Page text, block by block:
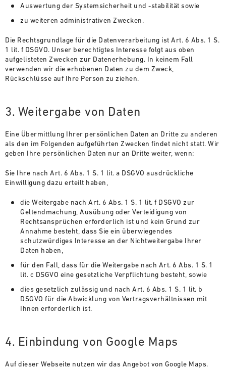
Auswertung der Systemsicherheit und -stabilität sowie
zu weiteren administrativen Zwecken.
Die Rechtsgrundlage für die Datenverarbeitung ist Art. 6 Abs. 1 S.
1 lit. f DSGVO. Unser berechtigtes Interesse folgt aus oben
aufgelisteten Zwecken zur Datenerhebung. In keinem Fall
verwenden wir die erhobenen Daten zu dem Zweck,
Rückschlüsse auf Ihre Person zu ziehen.
3. Weitergabe von Daten
Eine Übermittlung Ihrer persönlichen Daten an Dritte zu anderen
als den im Folgenden aufgeführten Zwecken findet nicht statt. Wir
geben Ihre persönlichen Daten nur an Dritte weiter, wenn:
Sie Ihre nach Art. 6 Abs. 1 S. 1 lit. a DSGVO ausdrückliche
Einwilligung dazu erteilt haben,
die Weitergabe nach Art. 6 Abs. 1 S. 1 lit. f DSGVO zur
Geltendmachung, Ausübung oder Verteidigung von
Rechtsansprüchen erforderlich ist und kein Grund zur
Annahme besteht, dass Sie ein überwiegendes
schutzwürdiges Interesse an der Nichtweitergabe Ihrer
Daten haben,
für den Fall, dass für die Weitergabe nach Art. 6 Abs. 1 S. 1
lit. c DSGVO eine gesetzliche Verpflichtung besteht, sowie
dies gesetzlich zulässig und nach Art. 6 Abs. 1 S. 1 lit. b
DSGVO für die Abwicklung von Vertragsverhältnissen mit
Ihnen erforderlich ist.
4. Einbindung von Google Maps
Auf dieser Webseite nutzen wir das Angebot von Google Maps.